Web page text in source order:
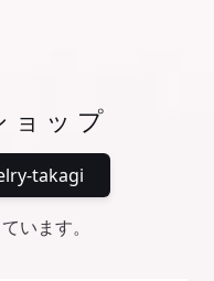
ョップ
takagi
います。